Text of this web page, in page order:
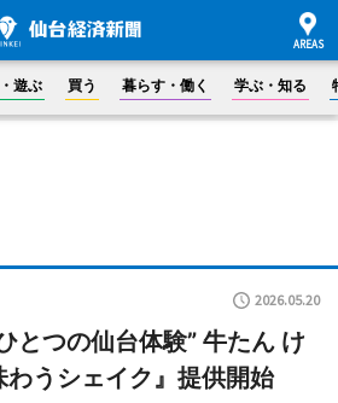
遊ぶ 買う 暮らす・働く 学ぶ・知る
2026.05.20
とつの仙台体験” 牛たん け
うシェイク』提供開始